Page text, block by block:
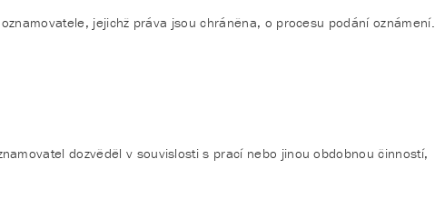
jejichž práva jsou chráněna, o procesu podání oznámení.
dozvěděl v souvislosti s prací nebo jinou obdobnou činností,